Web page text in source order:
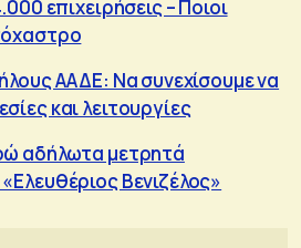
επιχειρήσεις – Ποιοι
ΑΑΔΕ: Να συνεχίσουμε να
και λειτουργίες
αδήλωτα μετρητά
Βενιζέλος»